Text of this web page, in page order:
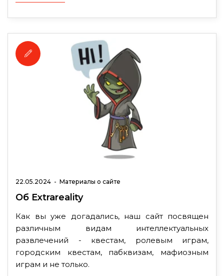
22.05.2024 - Материалы о сайте
Об Extrareality
Как вы уже догадались, наш сайт посвящен
различным видам интеллектуальных
развлечений - квестам, ролевым играм,
городским квестам, пабквизам, мафиозным
играм и не только.